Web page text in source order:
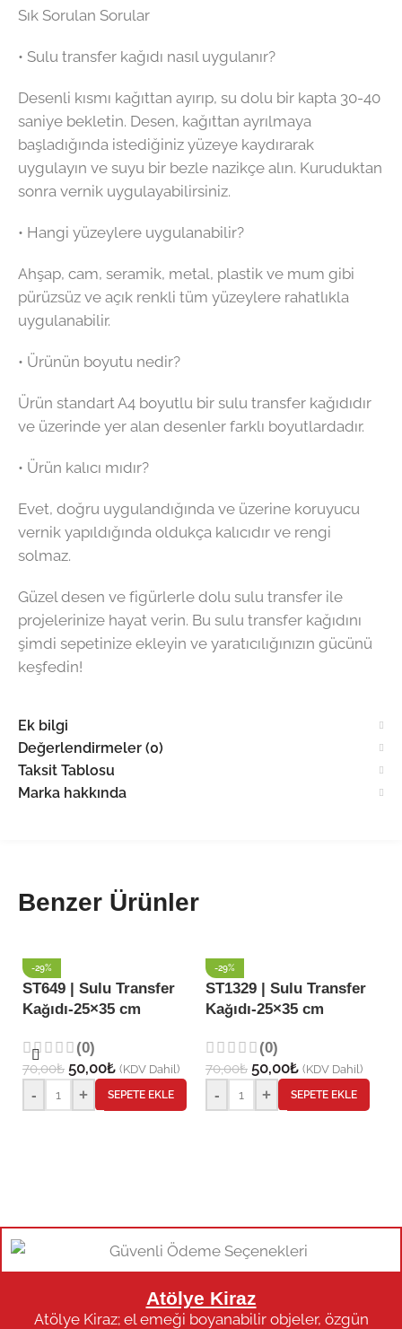
Sık Sorulan Sorular
• Sulu transfer kağıdı nasıl uygulanır?
Desenli kısmı kağıttan ayırıp, su dolu bir kapta 30-40
saniye bekletin. Desen, kağıttan ayrılmaya
başladığında istediğiniz yüzeye kaydırarak
uygulayın ve suyu bir bezle nazikçe alın. Kuruduktan
sonra vernik uygulayabilirsiniz.
• Hangi yüzeylere uygulanabilir?
Ahşap, cam, seramik, metal, plastik ve mum gibi
pürüzsüz ve açık renkli tüm yüzeylere rahatlıkla
uygulanabilir.
• Ürünün boyutu nedir?
Ürün standart A4 boyutlu bir sulu transfer kağıdıdır
ve üzerinde yer alan desenler farklı boyutlardadır.
• Ürün kalıcı mıdır?
Evet, doğru uygulandığında ve üzerine koruyucu
vernik yapıldığında oldukça kalıcıdır ve rengi
solmaz.
Güzel desen ve figürlerle dolu sulu transfer ile
projelerinize hayat verin. Bu sulu transfer kağıdını
şimdi sepetinize ekleyin ve yaratıcılığınızın gücünü
keşfedin!
Ek bilgi
Değerlendirmeler (0)
Taksit Tablosu
Marka hakkında
Benzer Ürünler
-29%
ST649 | Sulu Transfer
Kağıdı-25×35 cm
(0)
70,00₺ 50,00₺ (KDV Dahil)
- + SEPETE EKLE
-29%
ST1329 | Sulu Transfer
Kağıdı-25×35 cm
(0)
70,00₺ 50,00₺ (KDV Dahil)
- + SEPETE EKLE
Atölye Kiraz
Atölye Kiraz; el emeği boyanabilir objeler, özgün